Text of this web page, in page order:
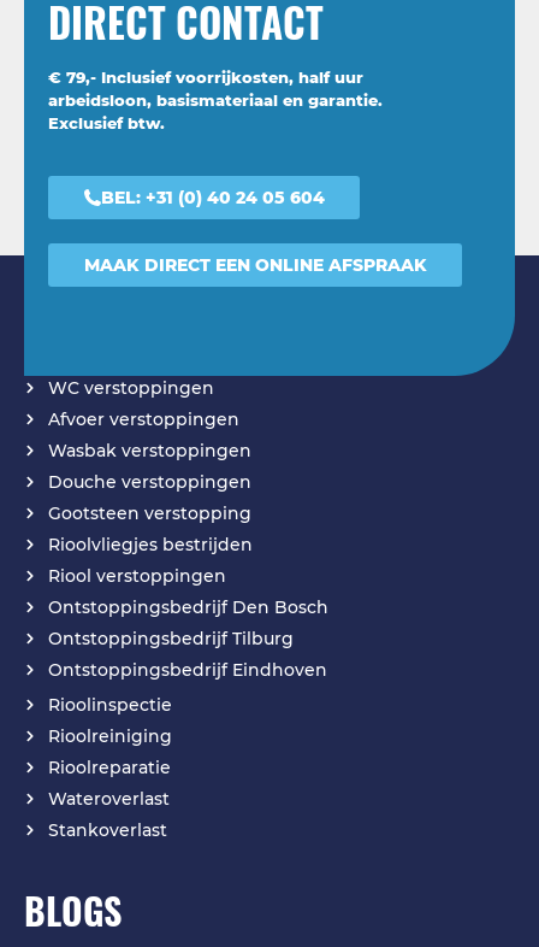
DIRECT CONTACT
€ 79,- Inclusief voorrijkosten, half uur
arbeidsloon, basismateriaal en garantie.
Exclusief btw.
BEL: +31 (0) 40 24 05 604
MAAK DIRECT EEN ONLINE AFSPRAAK
WC verstoppingen
Afvoer verstoppingen
Wasbak verstoppingen
Douche verstoppingen
Gootsteen verstopping
Rioolvliegjes bestrijden
Riool verstoppingen
Ontstoppingsbedrijf Den Bosch
Ontstoppingsbedrijf Tilburg
Ontstoppingsbedrijf Eindhoven
Rioolinspectie
Rioolreiniging
Rioolreparatie
Wateroverlast
Stankoverlast
BLOGS